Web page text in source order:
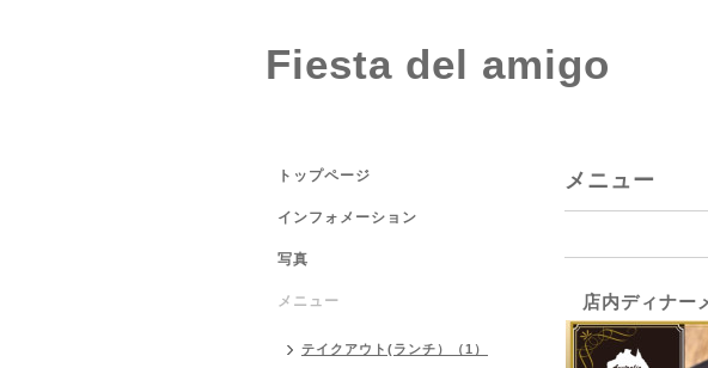
Fiesta del amigo
メニュー
店内ディナー
トップページ
インフォメーション
写真
メニュー
テイクアウト(ランチ）（1）